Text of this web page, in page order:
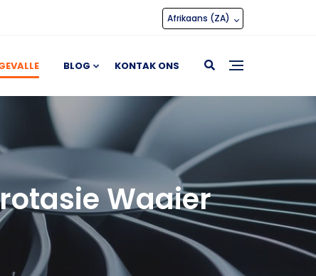
Afrikaans (ZA)
BLOG KONTAK ONS
Waaier